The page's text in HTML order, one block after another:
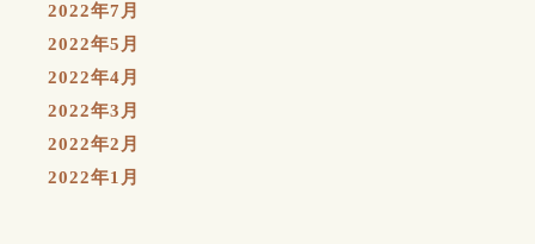
2022年7月
2022年5月
2022年4月
2022年3月
2022年2月
2022年1月